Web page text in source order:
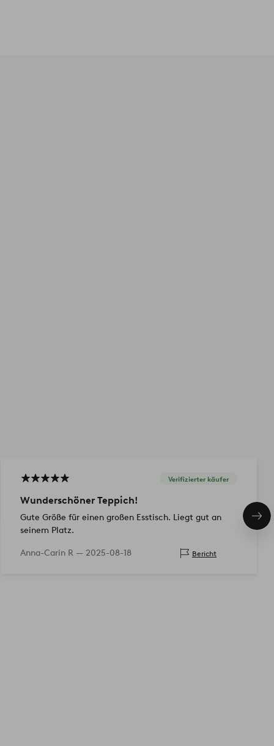
Verifizierter käufer
Wunderschöner Teppich!
Gute Größe für einen großen Esstisch. Liegt gut an
seinem Platz.
Anna-Carin R — 2025-08-18 Bericht